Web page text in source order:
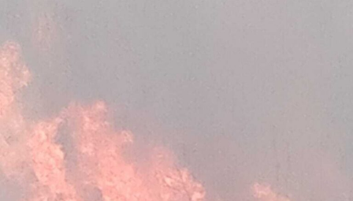
accertamenti sul territorio.